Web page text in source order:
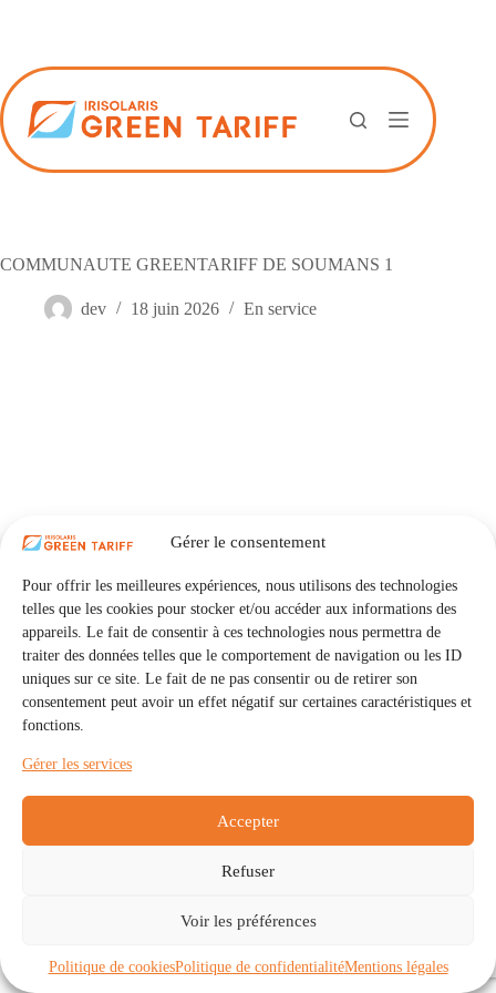
Gérer le consentement
Pour offrir les meilleures expériences, nous utilisons des technologies
telles que les cookies pour stocker et/ou accéder aux informations des
appareils. Le fait de consentir à ces technologies nous permettra de
traiter des données telles que le comportement de navigation ou les ID
uniques sur ce site. Le fait de ne pas consentir ou de retirer son
consentement peut avoir un effet négatif sur certaines caractéristiques et
fonctions.
Gérer les services
Accepter
Refuser
Voir les préférences
Politique de cookiesPolitique de confidentialitéMentions légales
COMMUNAUTE GREENTARIFF DE SOUMANS 1
dev 18 juin 2026 En service
Communautés
À propos
Politique de cookies (UE)